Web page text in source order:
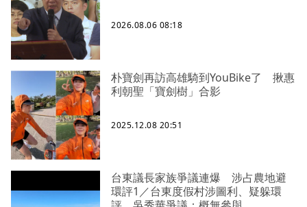
2026.08.06 08:18
朴寶劍再訪高雄騎到YouBike了 揪惠
利朝聖「寶劍樹」合影
2025.12.08 20:51
台東議長家族爭議連爆 涉占農地避
環評1／台東度假村涉圖利、疑躲環